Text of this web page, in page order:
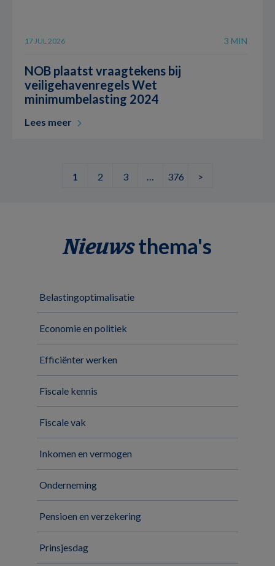
17 JUL 2026 3 MIN
NOB plaatst vraagtekens bij
veiligehavenregels Wet
minimumbelasting 2024
Lees meer
1 2 3 … 376 >
Nieuwsthema's
Belastingoptimalisatie
Economie en politiek
Efficiënter werken
Fiscale kennis
Fiscale vak
Inkomen en vermogen
Onderneming
Pensioen en verzekering
Prinsjesdag